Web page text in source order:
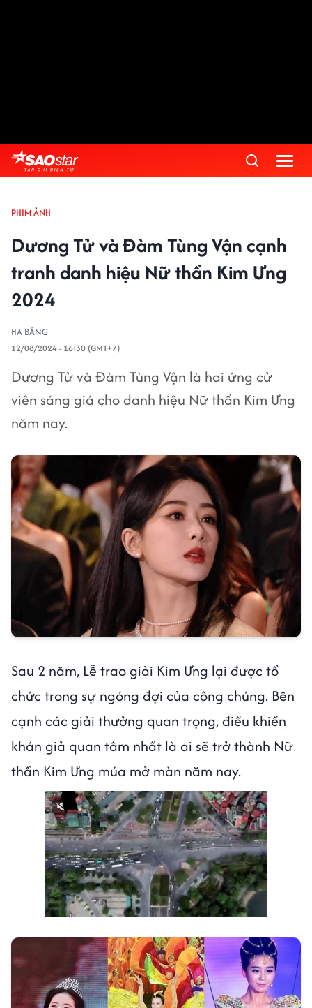
PHIM ẢNH
Dương Tử và Đàm Tùng Vận cạnh
tranh danh hiệu Nữ thần Kim Ưng
2024
HẠ BĂNG
12/08/2024 - 16:30 (GMT+7)
Dương Tử và Đàm Tùng Vận là hai ứng cử
viên sáng giá cho danh hiệu Nữ thần Kim Ưng
năm nay.
Sau 2 năm, Lễ trao giải Kim Ưng lại được tổ
chức trong sự ngóng đợi của công chúng. Bên
cạnh các giải thưởng quan trọng, điều khiến
khán giả quan tâm nhất là ai sẽ trở thành Nữ
thần Kim Ưng múa mở màn năm nay.